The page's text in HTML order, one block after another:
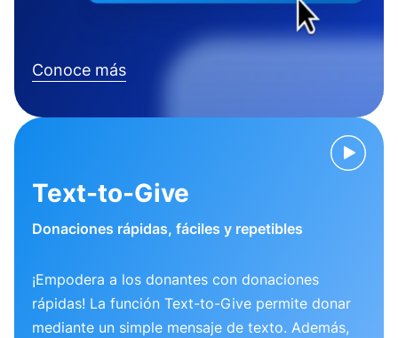
Conoce más
Text-to-Give
Donaciones rápidas, fáciles y repetibles
¡Empodera a los donantes con donaciones
rápidas! La función Text-to-Give permite donar
mediante un simple mensaje de texto. Además,